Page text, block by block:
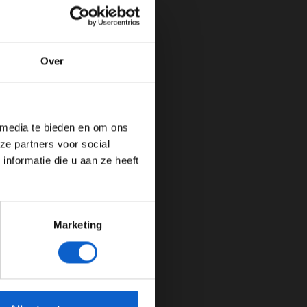
Over
te bieden en om ons
partners voor social
die u aan ze heeft
Marketing